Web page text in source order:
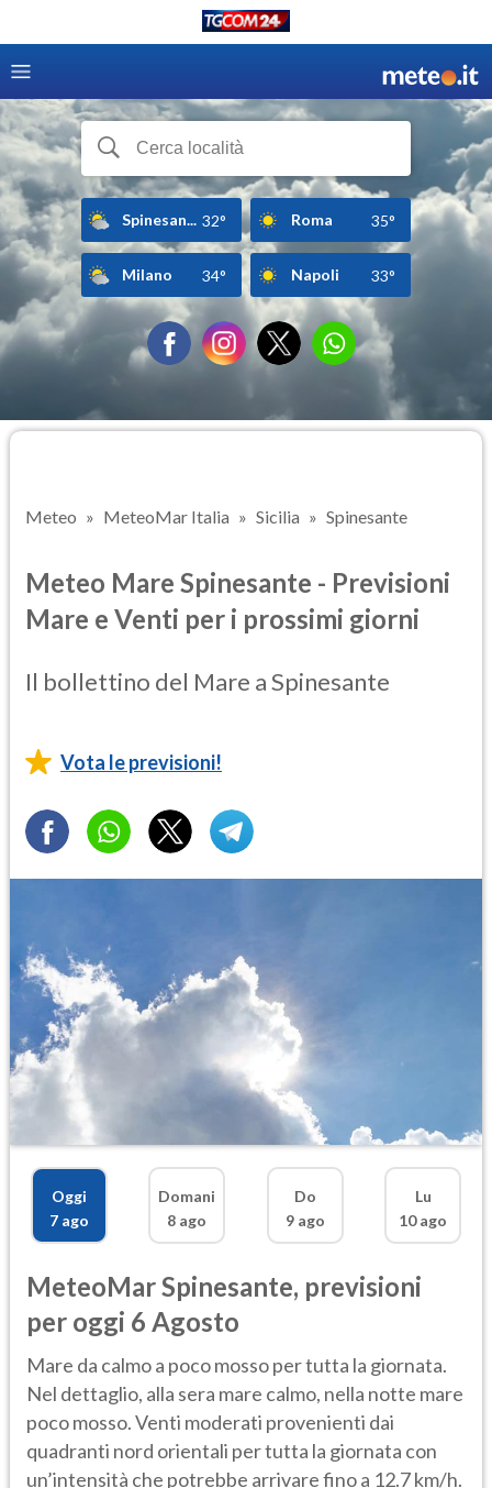
Spinesan... 32° Roma 35°
Milano 34° Napoli 33°
Meteo MeteoMar Italia Sicilia Spinesante
Meteo Mare Spinesante - Previsioni
Mare e Venti per i prossimi giorni
Il bollettino del Mare a Spinesante
Vota le previsioni!
Oggi
7 ago
Domani
8 ago
Do
9 ago
Lu
10 ago
MeteoMarSpinesante, previsioni
per oggi 6 Agosto
Mare da calmo a poco mosso per tutta la giornata.
Nel dettaglio, alla sera mare calmo, nella notte mare
poco mosso. Venti moderati provenienti dai
quadranti nord orientali per tutta la giornata con
un’intensità che potrebbe arrivare fino a 12.7 km/h.